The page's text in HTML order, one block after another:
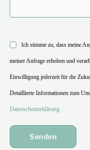
Ich stimme zu, dass meine
meiner Anfrage erhoben und
Einwilligung jederzeit für die
Detaillierte Informationen zum
Datenschutzerklärung